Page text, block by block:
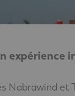
expérience
Nabrawind et